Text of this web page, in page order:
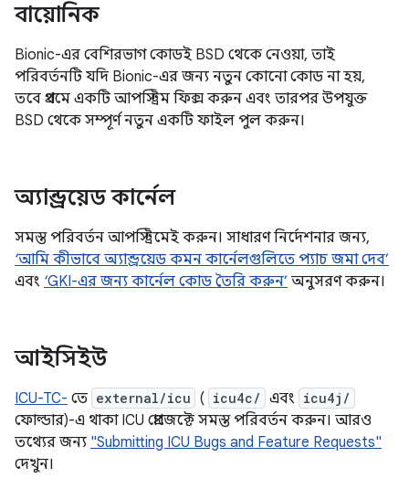
বায়োনিক
Bionic-এর বেশিরভাগ কোডই BSD থেকে নেওয়া, তাই
পরিবর্তনটি যদি Bionic-এর জন্য নতুন কোনো কোড না হয়,
তবে প্রথমে একটি আপস্ট্রিম ফিক্স করুন এবং তারপর উপযুক্ত
BSD থেকে সম্পূর্ণ নতুন একটি ফাইল পুল করুন।
অ্যান্ড্রয়েড কার্নেল
সমস্ত পরিবর্তন আপস্ট্রিমেই করুন। সাধারণ নির্দেশনার জন্য,
‘আমি কীভাবে অ্যান্ড্রয়েড কমন কার্নেলগুলিতে প্যাচ জমা দেব’
এবং ‘GKI-এর জন্য কার্নেল কোড তৈরি করুন’ অনুসরণ করুন।
আইসিইউ
ICU-TC- তে external/icu ( icu4c/ এবং icu4j/
ফোল্ডার)-এ থাকা ICU প্রোজেক্টে সমস্ত পরিবর্তন করুন। আরও
তথ্যের জন্য "Submitting ICU Bugs and Feature Requests"
দেখুন।